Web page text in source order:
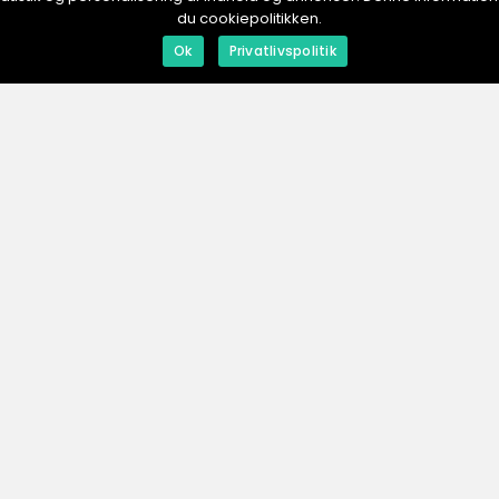
Rökpipor: En blick på traditionella Lyx och
du cookiepolitikken.
Ok Privatlivspolitik